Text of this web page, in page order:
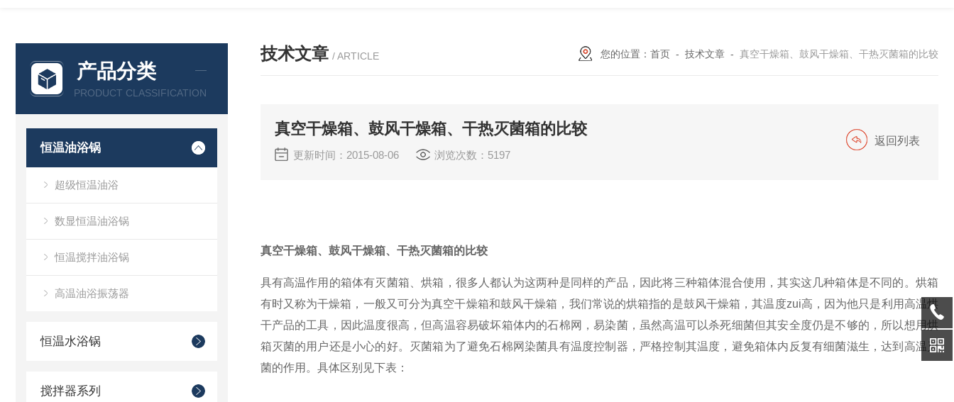
产品分类
PRODUCT CLASSIFICATION
恒温油浴锅
超级恒温油浴
数显恒温油浴锅
恒温搅拌油浴锅
高温油浴振荡器
恒温水浴锅
搅拌器系列
技术文章 / ARTICLE 您的位置： 首页 - 技术文章 - 真空干燥箱、鼓风干燥箱、干热灭菌箱的比较
真空干燥箱、鼓风干燥箱、干热灭菌箱的比较
更新时间：2015-08-06 浏览次数：5197
返回列表
真空干燥箱、鼓风干燥箱、干热灭菌箱的比较
具有高温作用的箱体有灭菌箱、烘箱，很多人都认为这两种是同样的产品，因此将三种箱体混合使用，其实这几种箱体是不同的。烘箱
有时又称为干燥箱，一般又可分为真空干燥箱和鼓风干燥箱，我们常说的烘箱指的是鼓风干燥箱，其温度zui高，因为他只是利用高温烘
干产品的工具，因此温度很高，但高温容易破坏箱体内的石棉网，易染菌，虽然高温可以杀死细菌但其安全度仍是不够的，所以想用烘
箱灭菌的用户还是小心的好。灭菌箱为了避免石棉网染菌具有温度控制器，严格控制其温度，避免箱体内反复有细菌滋生，达到高温灭
菌的作用。具体区别见下表：